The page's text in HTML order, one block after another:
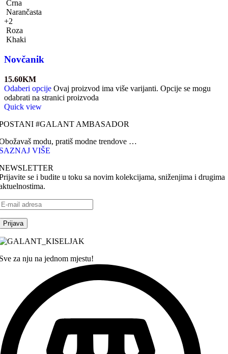
Crna
Narančasta
+2
Roza
Khaki
Novčanik
15.60KM
Odaberi opcije Ovaj proizvod ima više varijanti. Opcije se mogu
odabrati na stranici proizvoda
Quick view
#GALANT AMBASADOR
modu, pratiš modne trendove …
VIŠE
se i budite u toku sa novim kolekcijama, sniženjima i drugima
za nju na jednom mjestu!